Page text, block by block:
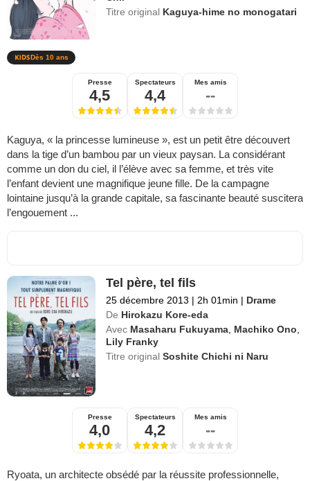
Titre original Kaguya-hime no monogatari
Dès 10 ans
Presse
4,5
Spectateurs
4,4
Mes amis
--
Kaguya, « la princesse lumineuse », est un petit être découvert
dans la tige d’un bambou par un vieux paysan. La considérant
comme un don du ciel, il l’élève avec sa femme, et très vite
l’enfant devient une magnifique jeune fille. De la campagne
lointaine jusqu’à la grande capitale, sa fascinante beauté suscitera
l’engouement ...
Tel père, tel fils
25 décembre 2013 | 2h 01min | Drame
De Hirokazu Kore-eda
Avec Masaharu Fukuyama Machiko Ono
Lily Franky
Titre originalSoshite Chichi ni Naru
Presse
4,0
Spectateurs
4,2
Mes amis
--
Ryoata, un architecte obsédé par la réussite professionnelle,